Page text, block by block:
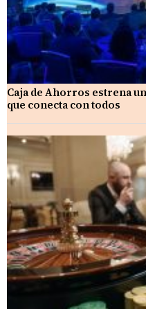
Caja de Ahorros estrena
que conecta con todos